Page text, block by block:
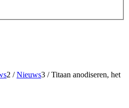
2 / Nieuws3 / Titaan anodiseren, het